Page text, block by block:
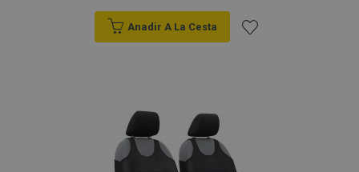
Anadir A La Cesta